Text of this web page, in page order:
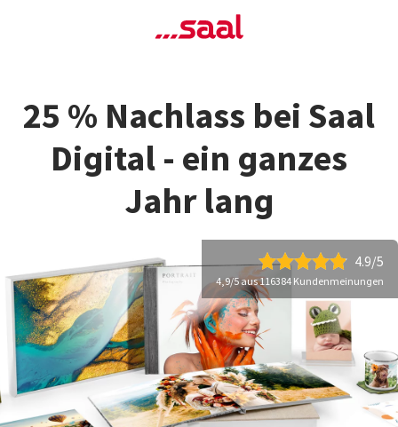
25 % Nachlass bei Saal
Digital - ein ganzes
Jahr lang
4.9/5
4,9/5 aus 116384 Kundenmeinungen